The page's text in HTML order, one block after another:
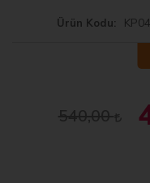
Ürün Kodu
540,00